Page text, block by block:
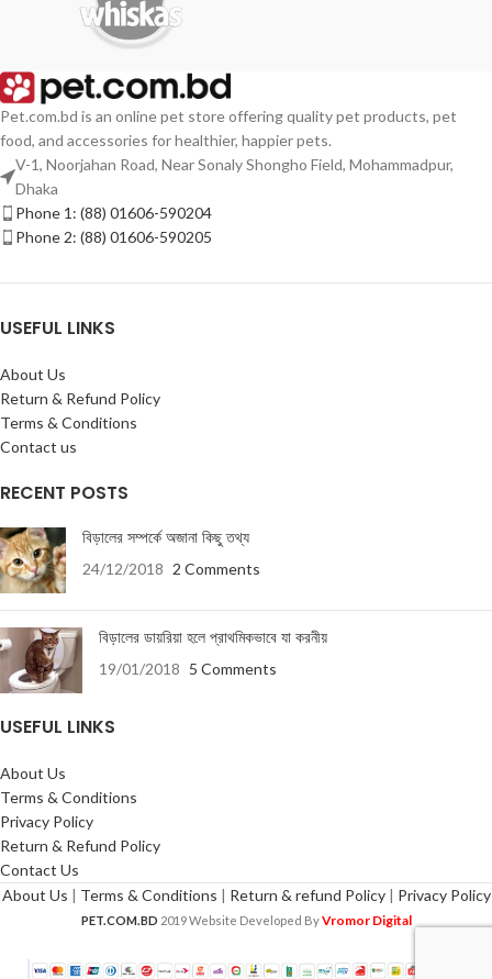
Pet.com.bd is an online pet store offering quality pet products, pet
food, and accessories for healthier, happier pets.
V-1, Noorjahan Road, Near Sonaly Shongho Field, Mohammadpur,
Dhaka
Phone 1: (88) 01606-590204
Phone 2: (88) 01606-590205
USEFUL LINKS
About Us
Return & Refund Policy
Terms & Conditions
Contact us
RECENT POSTS
বিড়ালের সম্পর্কে অজানা কিছু তথ্য
24/12/2018 2 Comments
বিড়ালের ডায়রিয়া হলে প্রাথমিকভাবে যা করনীয়
19/01/2018 5 Comments
USEFUL LINKS
About Us
Terms & Conditions
Privacy Policy
Return & Refund Policy
Contact Us
About Us | Terms & Conditions | Return & refund Policy| Privacy Policy
PET.COM.BD 2019 Website Developed ByVromor Digital